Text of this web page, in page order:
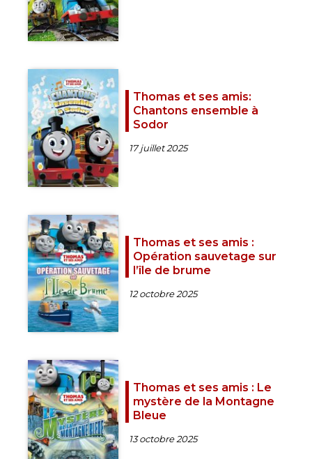
Thomas et ses amis:
Chantons ensemble à
Sodor
17 juillet 2025
Thomas et ses amis :
Opération sauvetage sur
l’île de brum‪e
12 octobre 2025
Thomas et ses amis : Le
mystère de la Montagne
Bleue
13 octobre 2025